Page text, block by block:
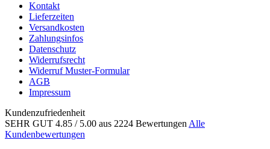
Kontakt
Lieferzeiten
Versandkosten
Zahlungsinfos
Datenschutz
Widerrufsrecht
Widerruf Muster-Formular
AGB
Impressum
Kundenzufriedenheit
SEHR GUT 4.85 / 5.00 aus 2224 Bewertungen Alle
Kundenbewertungen